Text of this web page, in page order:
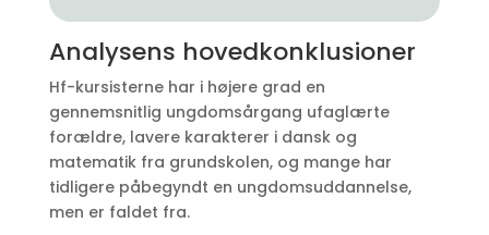
Analysens hovedkonklusioner
Hf-kursisterne har i højere grad en
gennemsnitlig ungdomsårgang ufaglærte
forældre, lavere karakterer i dansk og
matematik fra grundskolen, og mange har
tidligere påbegyndt en ungdomsuddannelse,
men er faldet fra.